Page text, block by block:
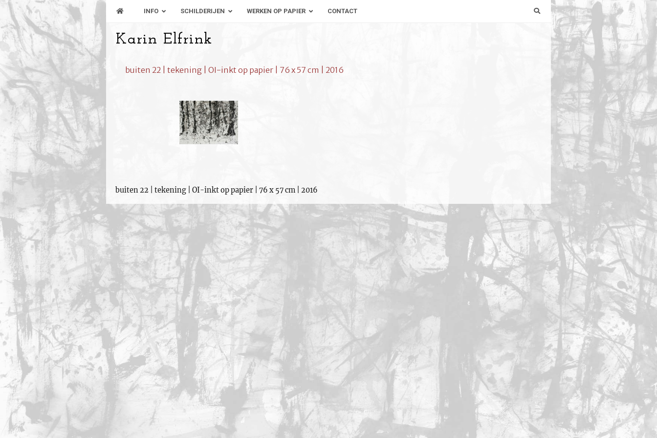
INFO SCHILDERIJEN WERKEN OP PAPIER CONTACT
Karin Elfrink
buiten 22 | tekening | OI-inkt op papier | 76 x 57 cm | 2016
buiten 22 | tekening | OI-inkt op papier | 76 x 57 cm | 2016